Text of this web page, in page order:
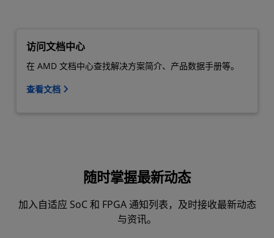
访问文档中心
在 AMD 文档中心查找解决方案简介、产品数据手册等。
查看文档
随时掌握最新动态
加入自适应 SoC 和 FPGA 通知列表，及时接收最新动态
与资讯。